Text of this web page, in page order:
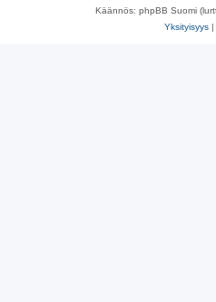
Käännös: phpBB Suomi
Yksityisyys |